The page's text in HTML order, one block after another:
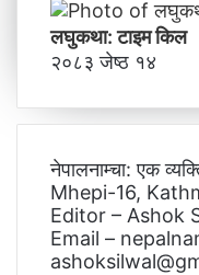
लघुकथा: टाइम किल
२०८३ जेष्ठ १४
नेपालनाम्चा: एक
Mhepi-16,
Editor – Ashok
Email –